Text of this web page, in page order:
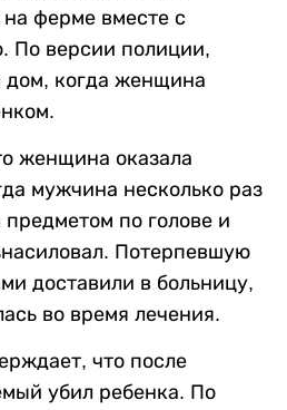
ферме вместе с
По версии полиции,
дом, когда женщина
женщина оказала
мужчина несколько раз
по голове и
Потерпевшую
доставили в больницу,
во время лечения.
что после
убил ребенка. По